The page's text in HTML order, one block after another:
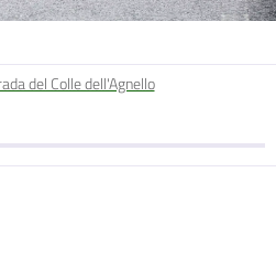
del Colle dell'Agnello